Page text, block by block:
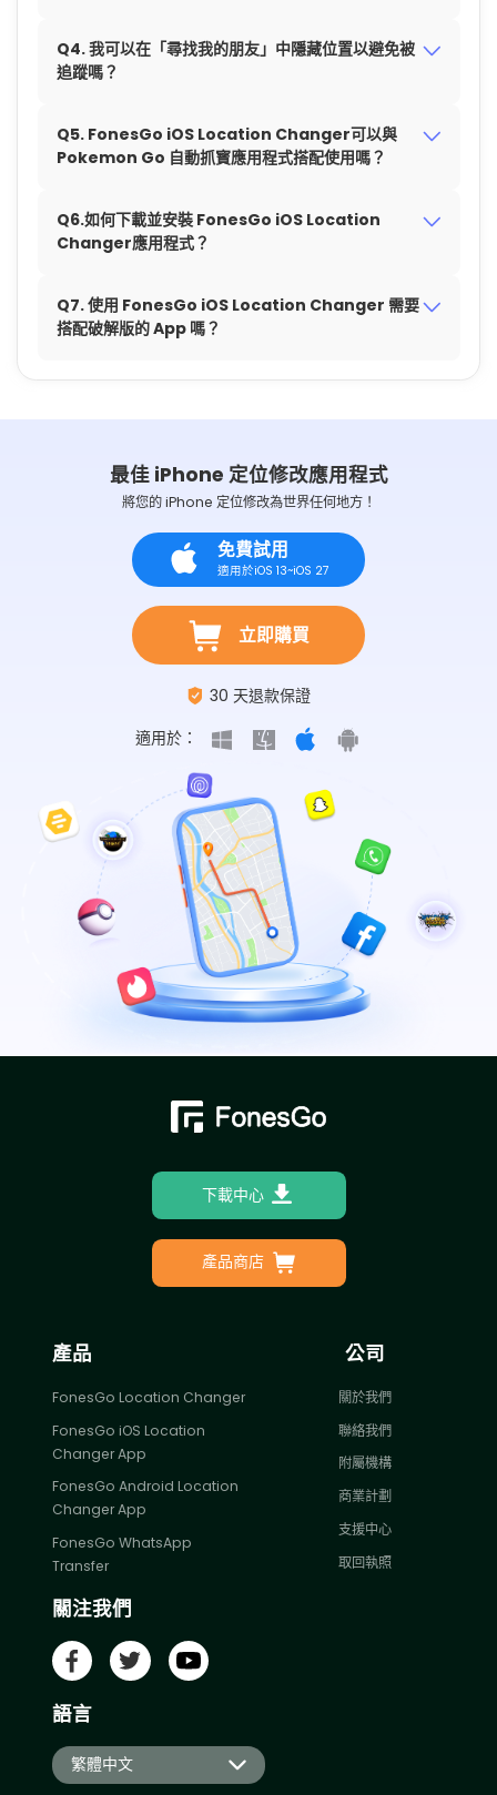
Q4. 我可以在「尋找我的朋友」中隱藏位置以避免被
追蹤嗎？
Q5. FonesGo iOS Location Changer可以與
Pokemon Go 自動抓寳應用程式搭配使用嗎？
Q6.如何下載並安裝 FonesGo iOS Location
Changer應用程式？
Q7. 使用 FonesGo iOS Location Changer 需要
搭配破解版的 App 嗎？
最佳 iPhone 定位修改應用程式
將您的 iPhone 定位修改為世界任何地方！
免費試用
適用於iOS 13~iOS 27
立即購買
30 天退款保證
適用於：
下載中心
產品商店
產品
FonesGo Location Changer
FonesGo iOS Location
Changer App
FonesGo Android Location
Changer App
FonesGo WhatsApp
Transfer
公司
關於我們
聯絡我們
附屬機構
商業計劃
支援中心
取回執照
關注我們
語言
繁體中文English